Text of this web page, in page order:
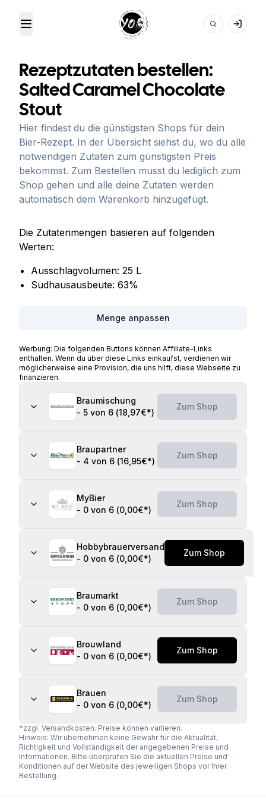
Toggle Menu Your Own Beer
Rezeptzutaten bestellen:
Salted Caramel Chocolate
Stout
Hier findest du die günstigsten Shops für dein
Bier-Rezept. In der Übersicht siehst du, wo du alle
notwendigen Zutaten zum günstigsten Preis
bekommst. Zum Bestellen musst du lediglich zum
Shop gehen und alle deine Zutaten werden
automatisch dem Warenkorb hinzugefügt.
Die Zutatenmengen basieren auf folgenden
Werten:
Ausschlagvolumen: 25 L
Sudhausausbeute: 63%
Menge anpassen
Werbung: Die folgenden Buttons können Affiliate-Links
enthalten. Wenn du über diese Links einkaufst, verdienen wir
möglicherweise eine Provision, die uns hilft, diese Webseite zu
finanzieren.
Braumischung
- 5 von 6 (18,97€*)
Zum Shop
Braupartner
- 4 von 6 (16,95€*)
Zum Shop
MyBier
- 0 von 6 (0,00€*)
Zum Shop
Hobbybrauerversand
- 0 von 6 (0,00€*)
Zum Shop
Braumarkt
- 0 von 6 (0,00€*)
Zum Shop
Brouwland
- 0 von 6 (0,00€*)
Zum Shop
Brauen
- 0 von 6 (0,00€*)
Zum Shop
*zzgl. Versandkosten. Preise können variieren.
Hinweis: Wir übernehmen keine Gewähr für die Aktualität,
Richtigkeit und Vollständigkeit der angegebenen Preise und
Informationen. Bitte überprüfen Sie die aktuellen Preise und
Konditionen auf der Website des jeweiligen Shops vor Ihrer
Bestellung.